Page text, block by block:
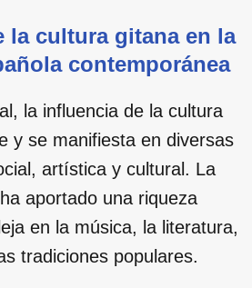
la cultura gitana en la
contemporánea
la influencia de la cultura
y se manifiesta en diversas
artística y cultural. La
aportado una riqueza
en la música, la literatura,
tradiciones populares.